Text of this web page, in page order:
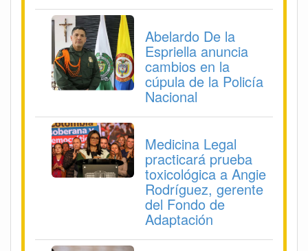
Abelardo De la
Espriella anuncia
cambios en la
cúpula de la Policía
Nacional
Medicina Legal
practicará prueba
toxicológica a Angie
Rodríguez, gerente
del Fondo de
Adaptación